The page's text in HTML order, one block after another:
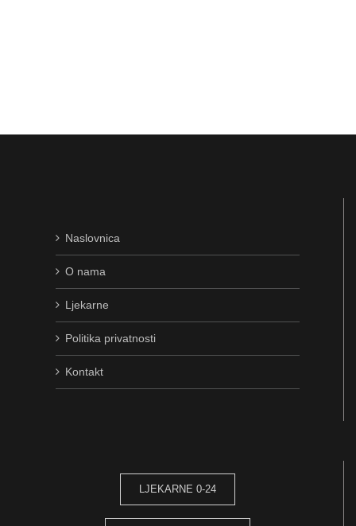
Naslovnica
O nama
Ljekarne
Politika privatnosti
Kontakt
LJEKARNE 0-24